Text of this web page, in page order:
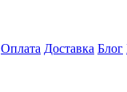
Оплата Доставка Блог